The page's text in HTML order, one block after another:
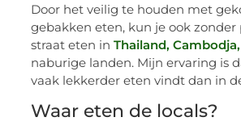
Door het veilig te houden met
gebakken eten, kun je ook
straat eten inThailand,
naburige landen. Mijn ervaring is
vaak lekkerder eten vindt dan in
Waar eten de locals?